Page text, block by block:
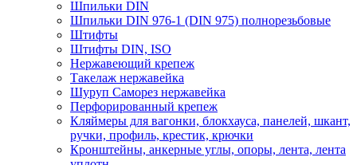
Шпильки DIN
Шпильки DIN 976-1 (DIN 975) полнорезьбовые
Штифты
Штифты DIN, ISO
Нержавеющий крепеж
Такелаж нержавейка
Шуруп Саморез нержавейка
Перфорированный крепеж
Кляймеры для вагонки, блокхауса, панелей, шкант,
ручки, профиль, крестик, крючки
Кронштейны, анкерные углы, опоры, лента, лента